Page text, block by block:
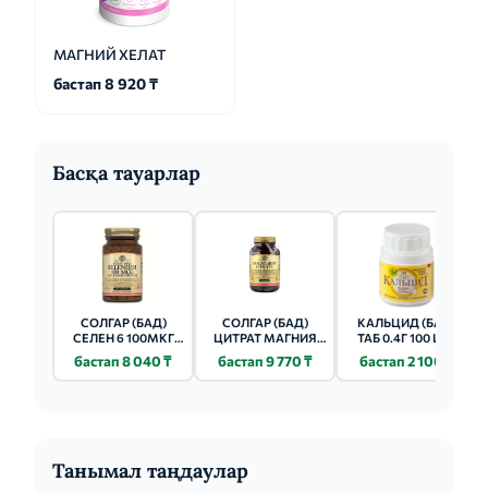
МАГНИЙ ХЕЛАТ
бастап 8 920 ₸
Басқа тауарлар
СОЛГАР (БАД)
СЕЛЕН 6 100МКГ
бастап 8 040 ₸
СОЛГАР (БАД)
ЦИТРАТ МАГНИЯ
бастап 9 770 ₸
КАЛЬЦИД (БАД)
ТАБ 0.4Г 100 ШТ.
бастап 2 100 ₸
Танымал таңдаулар